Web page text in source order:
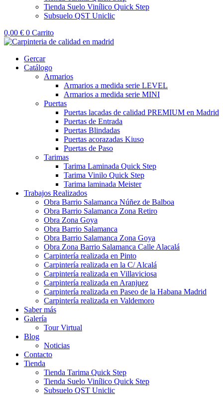
Tienda Suelo Vinílico Quick Step
Subsuelo QST Uniclic
0,00 € 0 Carrito
Gercar
Catálogo
Armarios
Armarios a medida serie LEVEL
Armarios a medida serie MINI
Puertas
Puertas lacadas de calidad PREMIUM en Madrid
Puertas de Entrada
Puertas Blindadas
Puertas acorazadas Kiuso
Puertas de Paso
Tarimas
Tarima Laminada Quick Step
Tarima Vinilo Quick Step
Tarima laminada Meister
Trabajos Realizados
Obra Barrio Salamanca Núñez de Balboa
Obra Barrio Salamanca Zona Retiro
Obra Zona Goya
Obra Barrio Salamanca
Obra Barrio Salamanca Zona Goya
Obra Zona Barrio Salamanca Calle Alacalá
Carpintería realizada en Pinto
Carpintería realizada en la C/ Alcalá
Carpintería realizada en Villaviciosa
Carpintería realizada en Aranjuez
Carpintería realizada en Paseo de la Habana Madrid
Carpintería realizada en Valdemoro
Saber más
Galería
Tour Virtual
Blog
Noticias
Contacto
Tienda
Tienda Tarima Quick Step
Tienda Suelo Vinílico Quick Step
Subsuelo QST Uniclic